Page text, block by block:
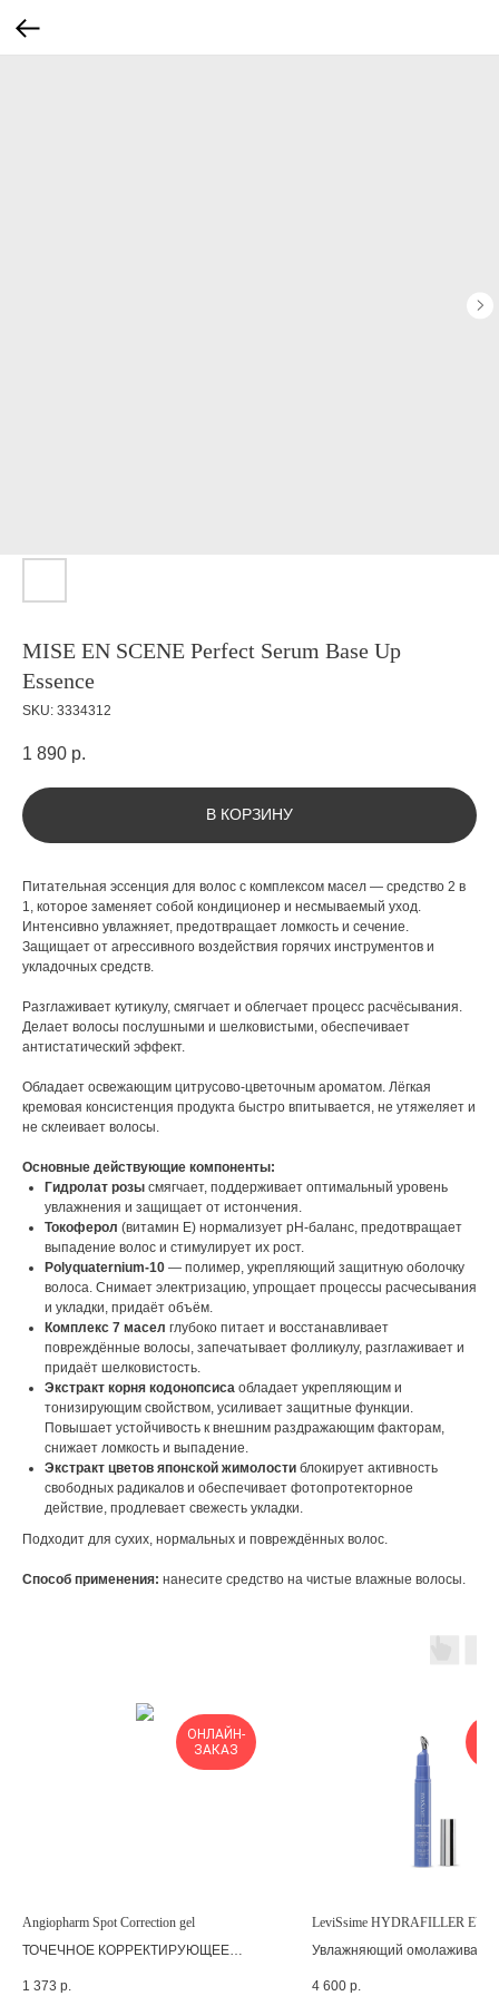
MISE EN SCENE Perfect Serum Base Up
Essence
SKU: 3334312
1 890 р.
В КОРЗИНУ
Питательная эссенция для волос с комплексом масел — средство 2 в
1, которое заменяет собой кондиционер и несмываемый уход.
Интенсивно увлажняет, предотвращает ломкость и сечение.
Защищает от агрессивного воздействия горячих инструментов и
укладочных средств.
Разглаживает кутикулу, смягчает и облегчает процесс расчёсывания.
Делает волосы послушными и шелковистыми, обеспечивает
антистатический эффект.
Обладает освежающим цитрусово-цветочным ароматом. Лёгкая
кремовая консистенция продукта быстро впитывается, не утяжеляет и
не склеивает волосы.
Основные действующие компоненты:
Гидролат розы смягчает, поддерживает оптимальный уровень
увлажнения и защищает от истончения.
Токоферол (витамин Е) нормализует pH-баланс, предотвращает
выпадение волос и стимулирует их рост.
Polyquaternium-10 — полимер, укрепляющий защитную оболочку
волоса. Снимает электризацию, упрощает процессы расчесывания
и укладки, придаёт объём.
Комплекс 7 масел глубоко питает и восстанавливает
повреждённые волосы, запечатывает фолликулу, разглаживает и
придаёт шелковистость.
Экстракт корня кодонопсиса обладает укрепляющим и
тонизирующим свойством, усиливает защитные функции.
Повышает устойчивость к внешним раздражающим факторам,
снижает ломкость и выпадение.
Экстракт цветов японской жимолости блокирует активность
свободных радикалов и обеспечивает фотопротекторное
действие, продлевает свежесть укладки.
Подходит для сухих, нормальных и повреждённых волос.
Способ применения: нанесите средство на чистые влажные волосы.
ОНЛАЙН-
ЗАКАЗ
Angiopharm Spot Correction gel
ТОЧЕЧНОЕ КОРРЕКТИРУЮЩЕЕ
1 373 р.
LeviSsime HYDRAFILLER
Увлажняющий
4 600 р.